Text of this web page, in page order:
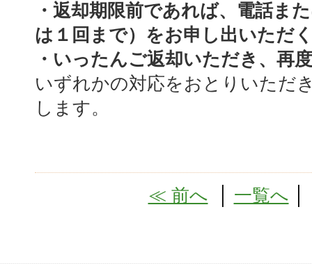
・返却期限前であれば、電話ま
は１回まで）をお申し出いただ
・いったんご返却いただき、再
いずれかの対応をおとりいただ
します。
≪ 前へ 一覧へ